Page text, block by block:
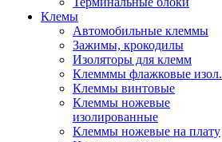
Клемы
Автомобильные клеммы
Зажимы, крокодилы
Изоляторы для клемм
Клемммы флажковые изол.
Клеммы винтовые
Клеммы ножевые
изолированные
Клеммы ножевые на плату